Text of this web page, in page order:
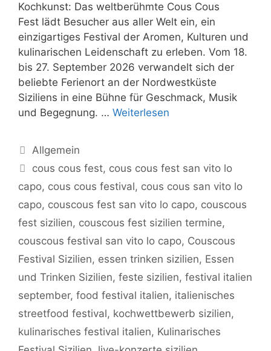
Kochkunst: Das weltberühmte Cous Cous
Fest lädt Besucher aus aller Welt ein, ein
einzigartiges Festival der Aromen, Kulturen und
kulinarischen Leidenschaft zu erleben. Vom 18.
bis 27. September 2026 verwandelt sich der
beliebte Ferienort an der Nordwestküste
Siziliens in eine Bühne für Geschmack, Musik
und Begegnung. … Weiterlesen
Kategorien
Allgemein
Schlagwörter
cous cous fest, cous cous fest san vito lo
capo, cous cous festival, cous cous san vito lo
capo, couscous fest san vito lo capo, couscous
fest sizilien, couscous fest sizilien termine,
couscous festival san vito lo capo, Couscous
Festival Sizilien, essen trinken sizilien, Essen
und Trinken Sizilien, feste sizilien, festival italien
september, food festival italien, italienisches
streetfood festival, kochwettbewerb sizilien,
kulinarisches festival italien, Kulinarisches